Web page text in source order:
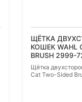
ЩЁТКА
КОШЕК WAHL
BRUSH 2999-
Щётка
Cat Two-Sided